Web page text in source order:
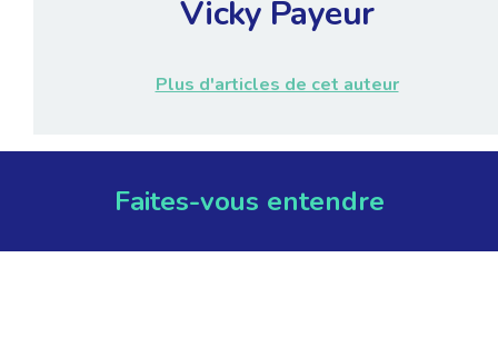
Vicky Payeur
Plus d'articles de cet auteur
Faites-vous entendre